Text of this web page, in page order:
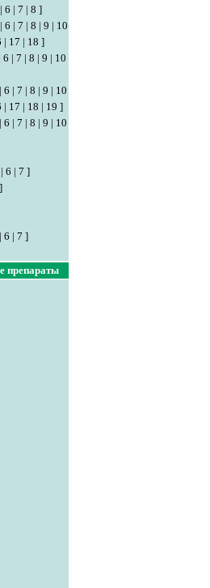
| 6 | 7 | 8 ]
| 6 | 7 | 8 | 9 | 10
| 17 | 18 ]
6 | 7 | 8 | 9 | 10
| 6 | 7 | 8 | 9 | 10
| 17 | 18 | 19 ]
| 6 | 7 | 8 | 9 | 10
| 6 | 7 ]
]
| 6 | 7 ]
препараты